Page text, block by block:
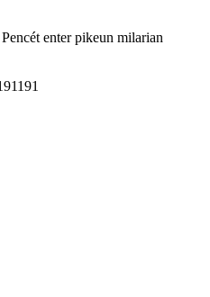
Pencét enter pikeun milarian